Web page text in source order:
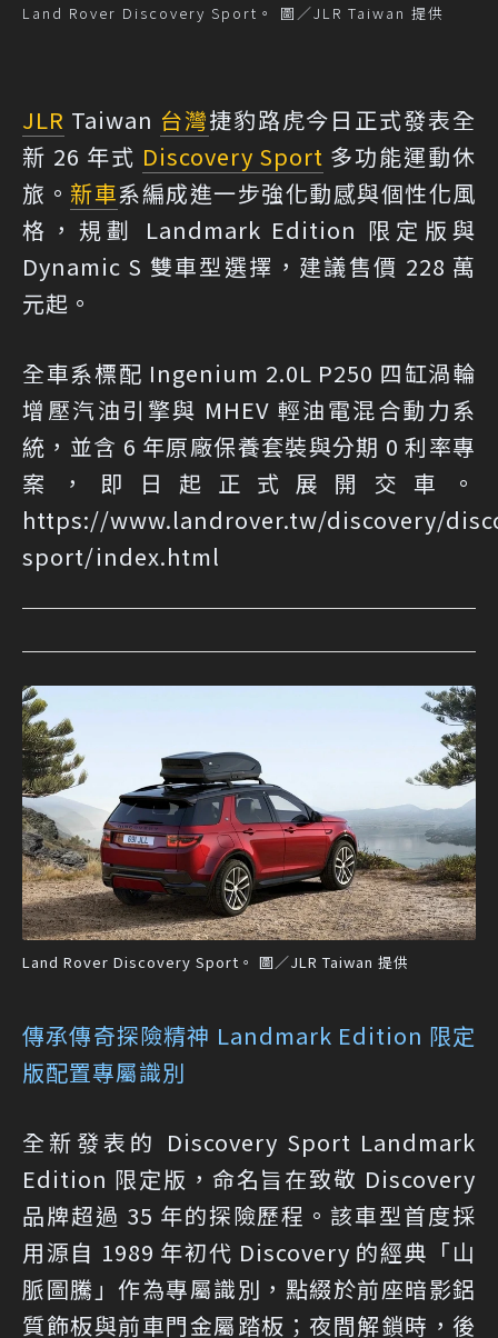
Land Rover Discovery Sport。 圖／JLR Taiwan 提供
JLR Taiwan 台灣捷豹路虎今日正式發表全
新 26 年式 Discovery Sport 多功能運動休
旅。 新車系編成進一步強化動感與個性化風
格，規劃 Landmark Edition 限定版與
Dynamic S 雙車型選擇，建議售價 228 萬
元起。
全車系標配 Ingenium 2.0L P250 四缸渦輪
增壓汽油引擎與 MHEV 輕油電混合動力系
統，並含 6 年原廠保養套裝與分期 0 利率專
案，即日起正式展開交車。
https://www.landrover.tw/discovery/
sport/index.html
Land Rover Discovery Sport。 圖／JLR Taiwan 提供
傳承傳奇探險精神 Landmark Edition 限定
版配置專屬識別
全新發表的 Discovery Sport Landmark
Edition 限定版，命名旨在致敬 Discovery
品牌超過 35 年的探險歷程。該車型首度採
用源自 1989 年初代 Discovery 的經典「山
脈圖騰」作為專屬識別，點綴於前座暗影鋁
質飾板與前車門金屬踏板；夜間解鎖時，後